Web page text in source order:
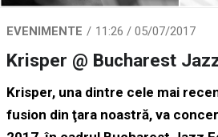
EVENIMENTE 11:26 / 05/07/2017
Krisper @ Bucharest
Krisper, una dintre cele mai
fusion din ţara noastră, va